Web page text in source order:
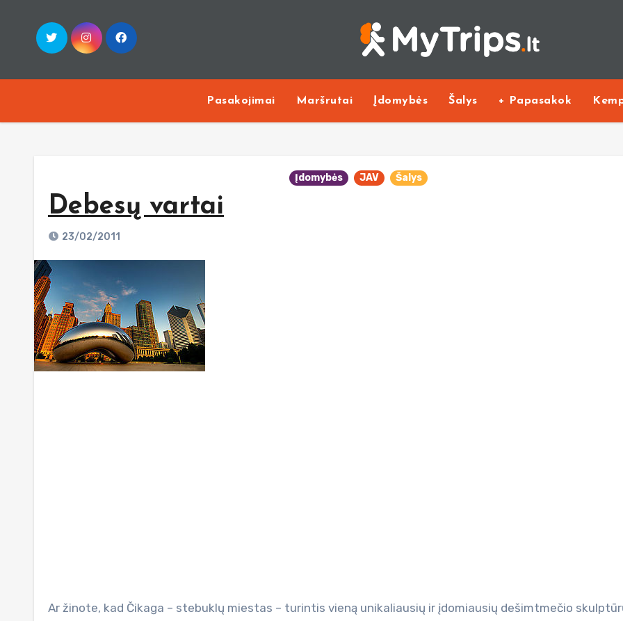
content
Pasakojimai Maršrutai Įdomybės Šalys + Papasakok
Įdomybės JAV Šalys
Debesų vartai
23/02/2011
Ar žinote, kad Čikaga – stebuklų miestas – turintis vieną unikaliausių ir įdomiausių dešimtmečio skulptūrų, kuri